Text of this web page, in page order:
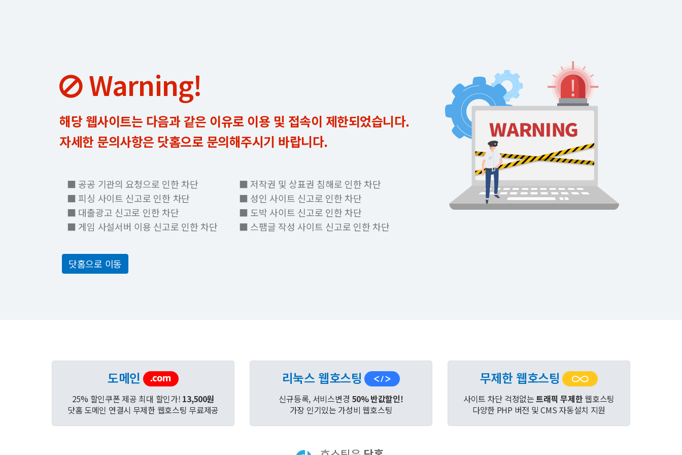
Warning!
해당 웹사이트는 다음과 같은 이유로 이용 및 접속이 제한되었습니다.
자세한 문의사항은 닷홈으로 문의해주시기 바랍니다.
■ 공공 기관의 요청으로 인한 차단
■ 피싱 사이트 신고로 인한 차단
■ 대출광고 신고로 인한 차단
■ 게임 사설서버 이용 신고로 인한 차단
■ 저작권 및 상표권 침해로 인한 차단
■ 성인 사이트 신고로 인한 차단
■ 도박 사이트 신고로 인한 차단
■ 스팸글 작성 사이트 신고로 인한 차단
닷홈으로 이동
도메인
25% 할인쿠폰 제공 최대 할인가! 13,500원
닷홈 도메인 연결시 무제한 웹호스팅 무료제공
리눅스 웹호스팅
신규등록, 서비스변경 50% 반값할인!
가장 인기있는 가성비 웹호스팅
무제한 웹호스팅
사이트 차단 걱정없는트래픽 무제한 웹호스팅
다양한 PHP 버전 및 CMS 자동설치 지원